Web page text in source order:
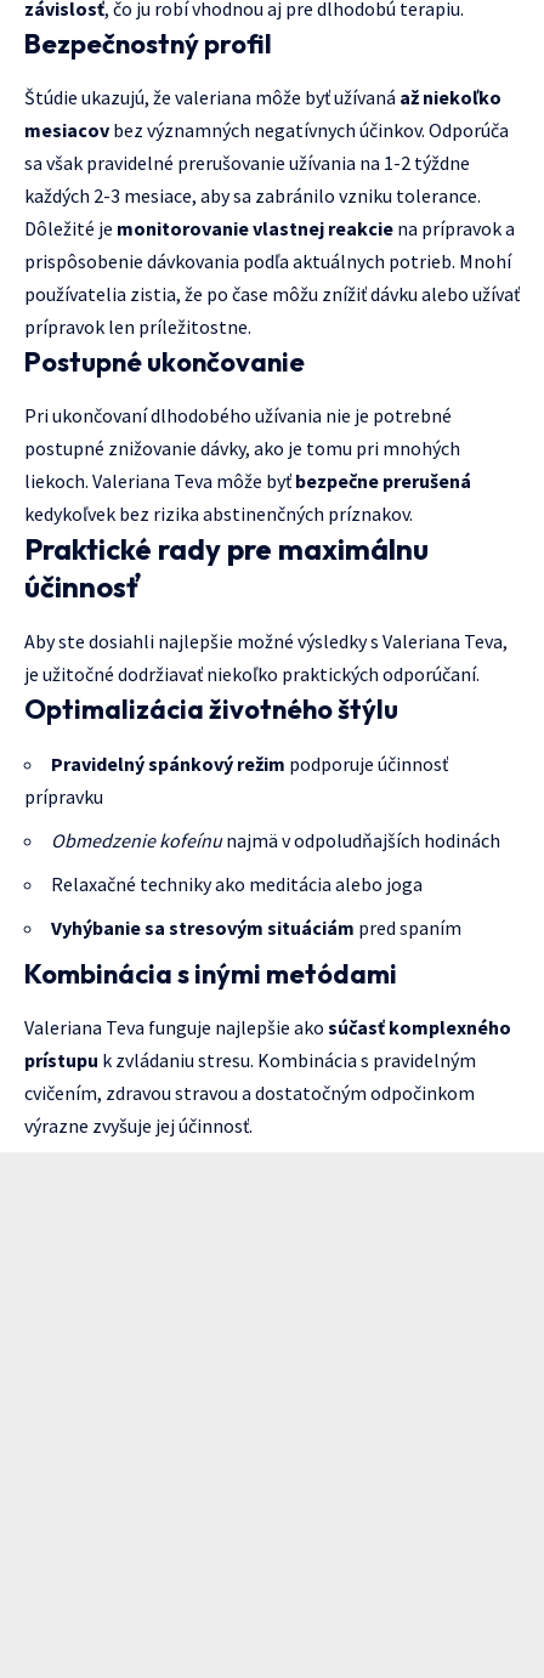
závislosť, čo ju robí vhodnou aj pre dlhodobú terapiu.
Bezpečnostný profil
Štúdie ukazujú, že valeriana môže byť užívaná až niekoľko
mesiacov bez významných negatívnych účinkov. Odporúča
sa však pravidelné prerušovanie užívania na 1-2 týždne
každých 2-3 mesiace, aby sa zabránilo vzniku tolerance.
Dôležité je monitorovanie vlastnej reakcie na prípravok a
prispôsobenie dávkovania podľa aktuálnych potrieb. Mnohí
používatelia zistia, že po čase môžu znížiť dávku alebo užívať
prípravok len príležitostne.
Postupné ukončovanie
Pri ukončovaní dlhodobého užívania nie je potrebné
postupné znižovanie dávky, ako je tomu pri mnohých
liekoch. Valeriana Teva môže byť bezpečne prerušená
kedykoľvek bez rizika abstinenčných príznakov.
Praktické rady pre maximálnu
účinnosť
Aby ste dosiahli najlepšie možné výsledky s Valeriana Teva,
je užitočné dodržiavať niekoľko praktických odporúčaní.
Optimalizácia životného štýlu
Pravidelný spánkový režim podporuje účinnosť
prípravku
Obmedzenie kofeínunajmä v odpoludňajších hodinách
Relaxačné techniky ako meditácia alebo joga
Vyhýbanie sa stresovým situáciám pred spaním
Kombinácia s inými metódami
Valeriana Teva funguje najlepšie ako súčasť komplexného
prístupu k zvládaniu stresu. Kombinácia s pravidelným
cvičením, zdravou stravou a dostatočným odpočinkom
výrazne zvyšuje jej účinnosť.